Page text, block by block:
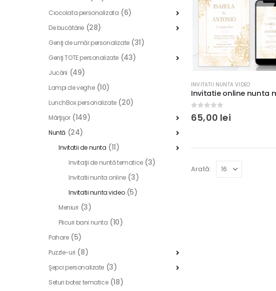
INVITATII NUNTA VIDEO
0 out of 5
65,00 lei
Arată:
Ciocolata personalizata (6)
De bucătărie (28)
Genţi de umăr personalizate (31)
Genţi TOTE personalizate (43)
Jucării (49)
Lampi de veghe (10)
LunchBox personalizate (20)
Mărţişor (149)
Nuntă (24)
Invitatii de nunta (11)
Invitaţii de nuntă tematice (3)
Invitatii nunta online (3)
Invitatii nunta video (5)
Meniuri (3)
Plicuri bani nunta (10)
Pahare (5)
Puzzle-uri (8)
Şepci personalizate (3)
Seturi botez tematice (18)